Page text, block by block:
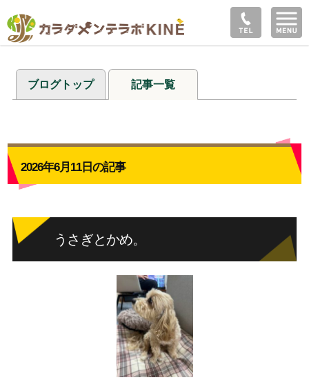
ブログトップ 記事一覧
2026年6月11日の記事
うさぎとかめ。